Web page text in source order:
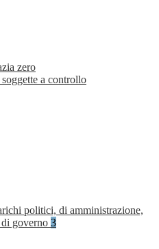
zero
a controllo
politici, di amministrazione,
governo 3